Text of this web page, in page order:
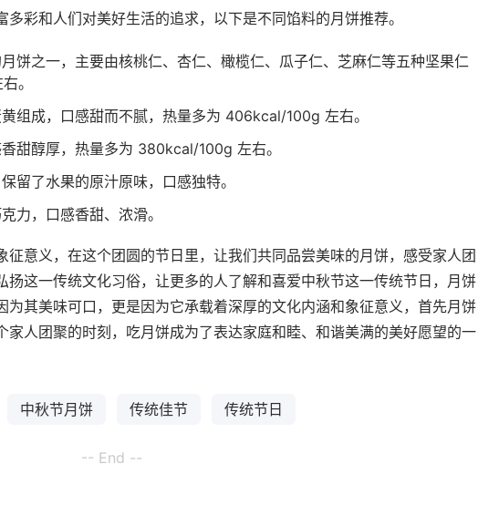
彩和人们对美好生活的追求，以下是不同馅料的月饼推荐。
饼之一，主要由核桃仁、杏仁、橄榄仁、瓜子仁、芝麻仁等五种坚果仁
。
组成，口感甜而不腻，热量多为 406kcal/100g 左右。
甜醇厚，热量多为 380kcal/100g 左右。
留了水果的原汁原味，口感独特。
力，口感香甜、浓滑。
意义，在这个团圆的节日里，让我们共同品尝美味的月饼，感受家人团
这一传统文化习俗，让更多的人了解和喜爱中秋节这一传统节日，月饼
为其美味可口，更是因为它承载着深厚的文化内涵和象征意义，首先月饼
家人团聚的时刻，吃月饼成为了表达家庭和睦、和谐美满的美好愿望的一
中秋节月饼 传统佳节 传统节日
-- End --